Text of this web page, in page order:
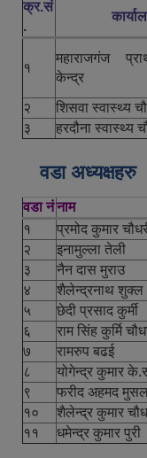
क्र.सं
.
१
महाराजगंज
केन्द्र
२
शिसवा स्वास्थ्य
३
हरदौना स्वास्थ्य
वडा अध्यक्षहरु
वडा नंनाम
१
प्रमोद कुमार
२
इनामुल्ला तेली
३
नैन दास मुराउ
४
शैलेन्द्रनाथ शुक्ल
५
छेदी प्रसाद कुर्मी
६
राम सिंह कुर्मि
७
रामरुप बढई
८
योगेन्द्र कुमार
९
फरीद अहमद
१०
शैलेन्द्र कुमार
११
धमेन्द्र कुमार पुरी